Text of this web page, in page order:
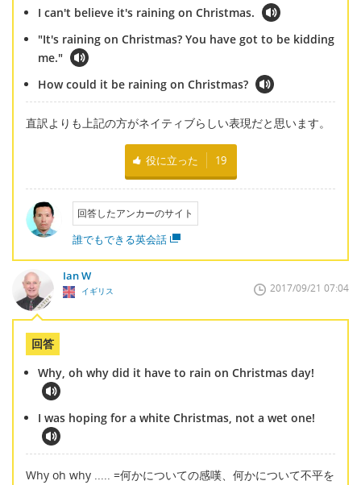
I can't believe it's raining on Christmas.
"It's raining on Christmas? You have got to be kidding
me."
How could it be raining on Christmas?
直訳よりも上記の方がネイティブらしい表現だと思います。
役に立った 19
回答したアンカーのサイト
誰でもできる英会話
Ian W
イギリス 2017/09/21 07:04
回答
Why, oh why did it have to rain on Christmas day!
I was hoping for a white Christmas, not a wet one!
Why oh why ..... =何かについての感嘆、何かについて不平を